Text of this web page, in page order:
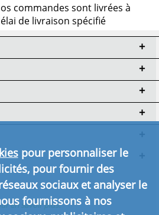
commandes sont livrées à
de livraison spécifié
Les conditions de paiement
en savoir plus.
pour personnaliser le
pour fournir des
sociaux et analyser le
fournissons à nos